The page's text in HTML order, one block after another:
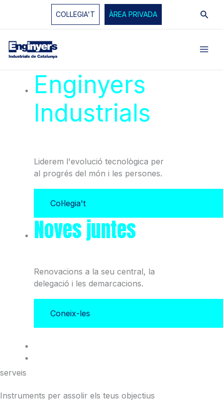
COL·LEGIA'T ÀREA PRIVADA
Enginyers
Industrials
Liderem l'evolució tecnològica per
al progrés del món i les persones.
Col·legia't
Noves juntes
Renovacions a la seu central, la
delegació i les demarcacions.
Coneix-les
serveis
Instruments per assolir els teus objectius